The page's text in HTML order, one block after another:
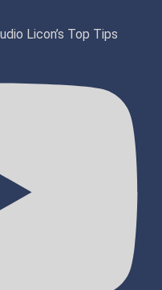
Licon’s Top Tips